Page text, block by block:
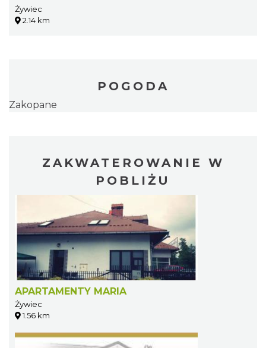
Żywiec
2.14 km
POGODA
Zakopane
ZAKWATEROWANIE W
POBLIŻU
APARTAMENTY MARIA
Żywiec
1.56 km